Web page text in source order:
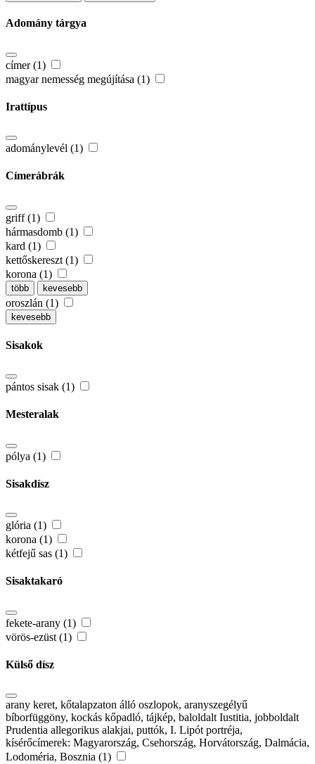
Adomány tárgya
címer (1)
magyar nemesség megújítása (1)
Irattípus
adománylevél (1)
Címerábrák
griff (1)
hármasdomb (1)
kard (1)
kettőskereszt (1)
korona (1)
több kevesebb
oroszlán (1)
kevesebb
Sisakok
pántos sisak (1)
Mesteralak
pólya (1)
Sisakdísz
glória (1)
korona (1)
kétfejű sas (1)
Sisaktakaró
fekete-arany (1)
vörös-ezüst (1)
Külső dísz
arany keret, kőtalapzaton álló oszlopok, aranyszegélyű
bíborfüggöny, kockás kőpadló, tájkép, baloldalt Iustitia, jobboldalt
Prudentia allegorikus alakjai, puttók, I. Lipót portréja,
kísérőcímerek: Magyarország, Csehország, Horvátország, Dalmácia,
Lodoméria, Bosznia (1)